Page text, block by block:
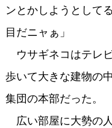
ンとかしようとし
目だニャぁ」
ウサギネコはテレ
歩いて大きな建物の
集団の本部だった。
広い部屋に大勢の